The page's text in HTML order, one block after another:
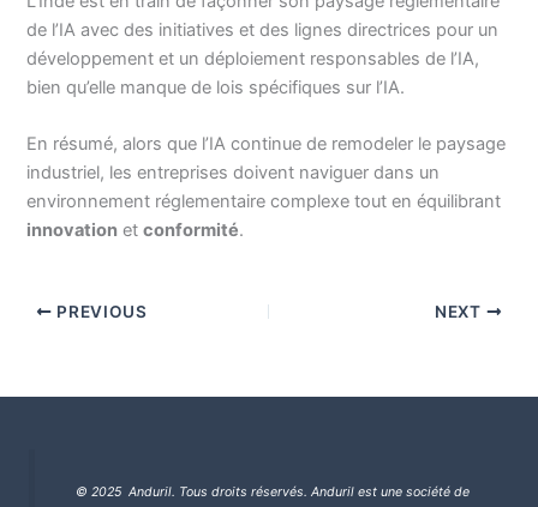
de l’IA avec des initiatives et des lignes directrices pour un
développement et un déploiement responsables de l’IA,
bien qu’elle manque de lois spécifiques sur l’IA.
En résumé, alors que l’IA continue de remodeler le paysage
industriel, les entreprises doivent naviguer dans un
environnement réglementaire complexe tout en équilibrant
innovation etconformité.
PREVIOUS NEXT
© 2025 Anduril. Tous droits réservés. Anduril est une société de